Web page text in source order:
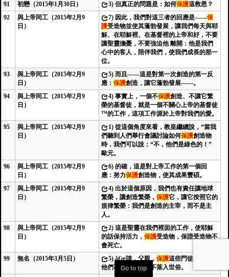
91
初戀（2015年1月30日） 3) 但真正的問題是：如何保護這救恩？
92
與上帝同工（2015年2月9
日）
7) 因此，我們對這三者的回應是——保
護受造物並使其蓬勃發展，讓我們每天與耶
穌、在耶穌裡、在基督裡的上帝和好，不要
讓聖靈擔憂，不要強迫他 離開：他是我們
心中的客人，陪伴我們，使我們成長的那一
位。
93
與上帝同工（2015年2月9
日）
5) 而且——這是對第一次創造的第一反
應： 保護創造，讓它蓬勃發展——。
94
與上帝同工（2015年2月9
日）
4) 事實上，一個不保護創造、不讓它繁
榮的基督徒，就是一個不關心上帝的基督徒
™的工作，這項工作源於上帝對我們的愛。
95
與上帝同工（2015年2月9
日）
1) 從這個角度來看，教皇繼續說，“當我
們聽到人們舉行會議討論如何保護創造物
時，我們可以說：“不，他們是綠色的！”
歐元。
96
與上帝同工（2015年2月9
日）
6) 的確，這是對上帝工作的第一個回
應：努力保護創造物，使其成果豐碩。
97
與上帝同工（2015年2月9
日）
4) 出於這個原因，我們也有責任讓地球
繁榮，讓創造繁榮， 保護它，讓它按照它的
規律繁榮：我們是創造的主宰，而不是主
人。
98
與上帝同工（2015年2月9
日）
2) 這是聖靈在我們裡面的工作，使耶穌
的話保持活力， 保護受造物，保證受造物不
會死亡。
99
無名（2015年3月5日） 5)â€œ請，父親， 保護這些門徒ââ€â，使
他們不落入世界，不落入世俗。
Go to top